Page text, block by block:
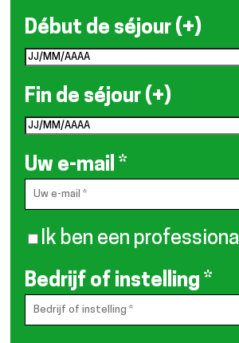
Début de séjour (+)
Fin de séjour (+)
Uw e-mail *
Ik ben een professional
Bedrijf of instelling *